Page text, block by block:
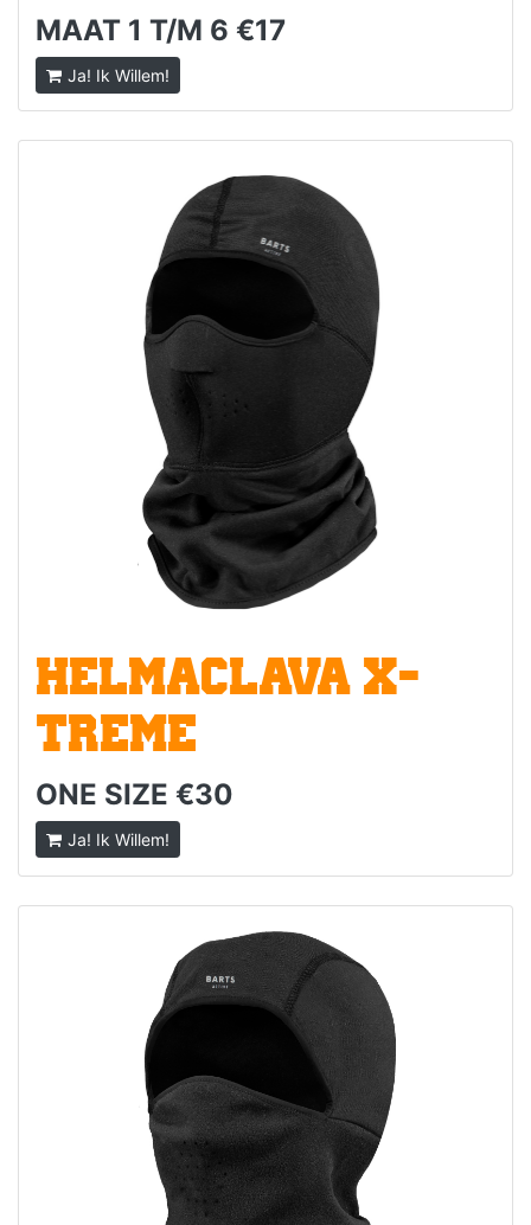
MAAT 1 T/M 6 €17
Ja! Ik Willem!
HELMACLAVA X-
TREME
ONE SIZE €30
Ja! Ik Willem!